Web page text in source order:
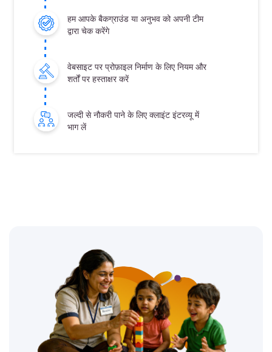
हम आपके बैकग्राउंड या अनुभव को अपनी टीम
द्वारा चेक करेंगे
वेबसाइट पर प्रोफ़ाइल निर्माण के लिए नियम और
शर्तों पर हस्ताक्षर करें
जल्दी से नौकरी पाने के लिए क्लाइंट इंटरव्यू में
भाग लें